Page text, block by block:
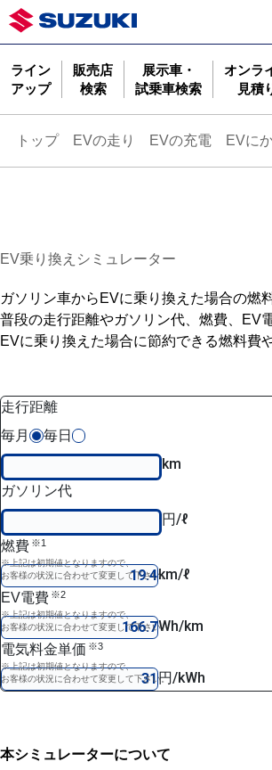
ライン
アップ
販売店
検索
展示車・
試乗車検索
オンラ
見積
トップ EVの走り EVの充電 EVに
EV乗り換えシミュレーター
ガソリン車からEVに乗り換えた場合の燃
普段の走行距離やガソリン代、燃費、EV
EVに乗り換えた場合に節約できる燃料費
走行距離
毎月
毎日
km
ガソリン代
円/ℓ
燃費 ※1
km/ℓ
※上記は初期値となりますので、
お客様の状況に合わせて変更して下さい。
EV電費 ※2
Wh/km
※上記は初期値となりますので、
お客様の状況に合わせて変更して下さい。
電気料金単価 ※3
円/kWh
※上記は初期値となりますので、
お客様の状況に合わせて変更して下さい。
本シミュレーターについて